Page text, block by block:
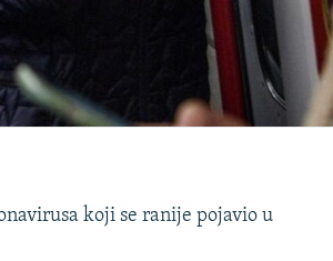
koji se ranije pojavio u